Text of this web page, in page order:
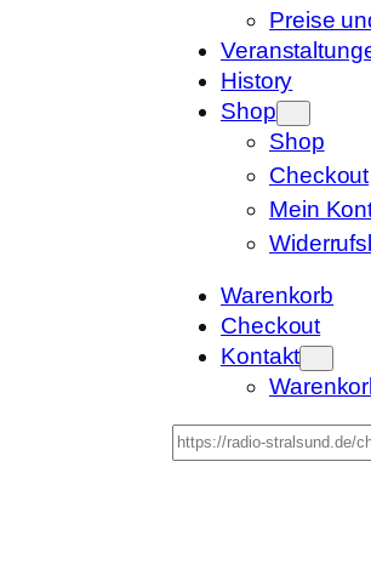
Preise
History
Shop
Shop
Checkout
Mein
Warenkorb
Checkout
Kontakt
Suchen